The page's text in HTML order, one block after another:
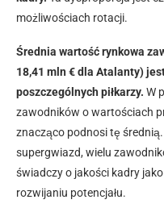
możliwościach rotacji.
Średnia wartość rynkowa
18,41 mln € dla Atalanty)
poszczególnych piłkarzy. W
zawodników o wartościach
znacząco podnosi tę
supergwiazd, wielu
świadczy o jakości kadry
rozwijaniu potencjału.